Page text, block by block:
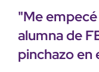
"Me
alumna de
pinchazo en